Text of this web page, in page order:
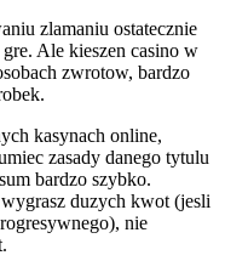
zlamaniu ostatecznie
Ale kieszen casino w
zwrotow, bardzo
kasynach online,
zasady danego tytulu
bardzo szybko.
duzych kwot (jesli
nie